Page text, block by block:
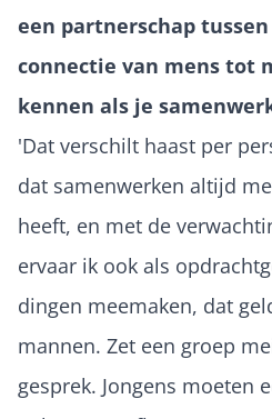
een partnerschap
connectie van mens tot
kennen als je
'Dat verschilt haast per
dat samenwerken altijd
heeft, en met de
ervaar ik ook als
dingen meemaken, dat
mannen. Zet een groep
gesprek. Jongens moeten